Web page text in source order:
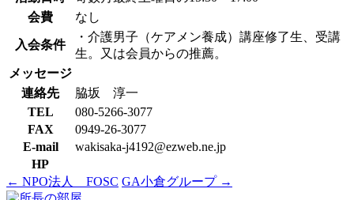
会費
なし
入会条件
・介護男子（ケアメン養成）講座修了生、受講
生。又は会員からの推薦。
メッセージ
連絡先
脇坂 淳一
TEL
080-5266-3077
FAX
0949-26-3077
E-mail
wakisaka-j4192@ezweb.ne.jp
HP
投
← NPO法人 FOSC GA小倉グループ →